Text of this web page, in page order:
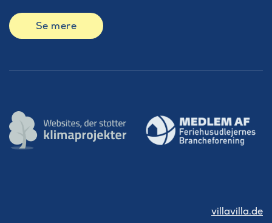
Se mere
villavilla.de